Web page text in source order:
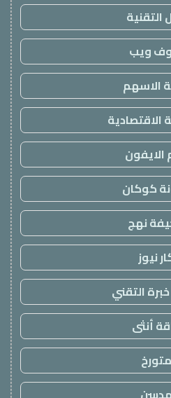
التقنية
ويب
الاسهم
الاقتصادية
الايفون
كوكان
نهج
نيوز
التقني
أنثى
متورخ